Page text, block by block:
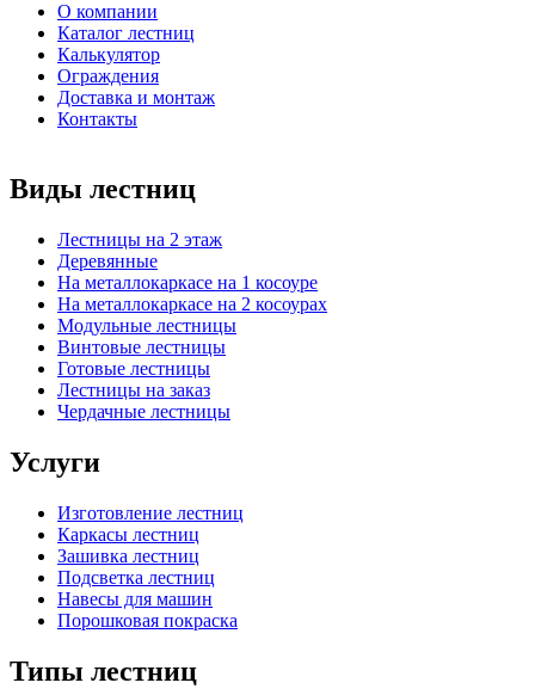
О компании
Каталог лестниц
Калькулятор
Ограждения
Доставка и монтаж
Контакты
Виды лестниц
Лестницы на 2 этаж
Деревянные
На металлокаркасе на 1 косоуре
На металлокаркасе на 2 косоурах
Модульные лестницы
Винтовые лестницы
Готовые лестницы
Лестницы на заказ
Чердачные лестницы
Услуги
Изготовление лестниц
Каркасы лестниц
Зашивка лестниц
Подсветка лестниц
Навесы для машин
Порошковая покраска
Типы лестниц